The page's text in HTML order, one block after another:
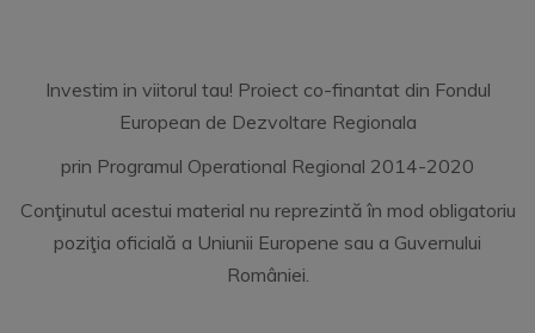
Investim in viitorul tau! Proiect co-finantat din Fondul
European de Dezvoltare Regionala
prin Programul Operational Regional 2014-2020
Conţinutul acestui material nu reprezintă în mod obligatoriu
poziţia oficială a Uniunii Europene sau a Guvernului
României.